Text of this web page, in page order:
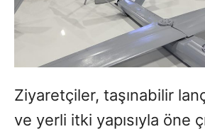
Ziyaretçiler, taşınabilir
ve yerli itki yapısıyla öne